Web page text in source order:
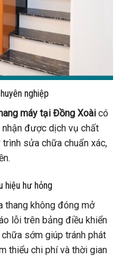
nghiệp
máy tại Đồng Xoài có
được dịch vụ chất
sửa chữa chuẩn xác,
hiệu hư hỏng
thang không đóng mở
lỗi trên bảng điều khiển
sớm giúp tránh phát
thiểu chi phí và thời gian